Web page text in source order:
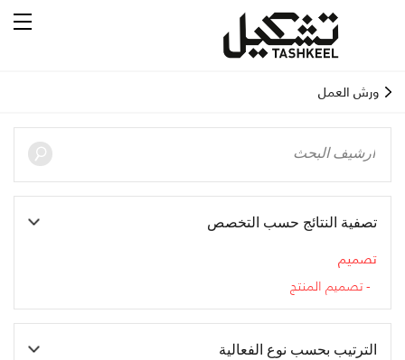
ورش العمل
تصفية النتائج حسب التخصص
تصميم
تصميم المنتج
الترتيب بحسب نوع الفعالية